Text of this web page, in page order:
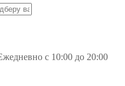
с 10:00 до 20:00